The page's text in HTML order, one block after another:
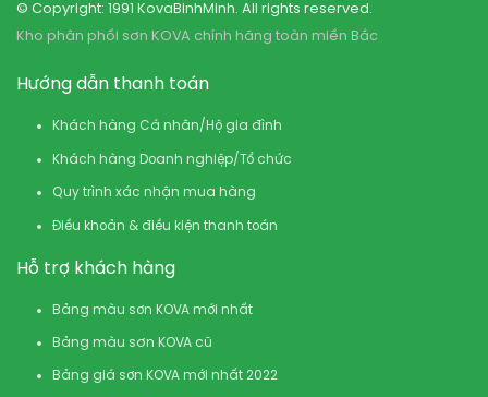
© Copyright: 1991 KovaBinhMinh. All rights reserved.
Kho phân phối sơn KOVA chính hãng toàn miền Bắc
Hướng dẫn thanh toán
Khách hàng Cá nhân/Hộ gia đình
Khách hàng Doanh nghiệp/Tổ chức
Quy trình xác nhận mua hàng
Điều khoản & điều kiện thanh toán
Hỗ trợ khách hàng
Bảng màu sơn KOVA mới nhất
Bảng màu sơn KOVA cũ
Bảng giá sơn KOVA mới nhất 2022